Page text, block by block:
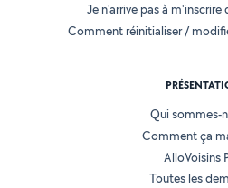
Je n'arrive pas à
Comment réinitialiser /
Qui sommes-
Comment ça
AlloVoisins
Toutes les